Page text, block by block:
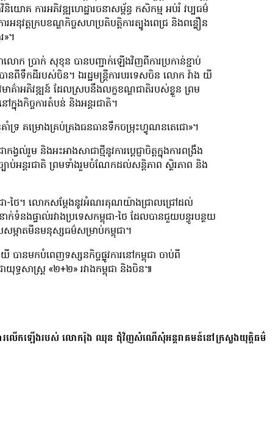
គ ការអភិវឌ្ឍហេដ្ឋារចនាសម្ព័ន្ធ កសិកម្ម អប់រំ វប្បធម៌
ារអនុវត្តក្របខណ្ឌកិច្ចសហប្រតិបត្តិការត្បូងពេជ្រ និងពន្លឿន
»។
ជាលោក ប្រាក់ សុខុន បានបញ្ជាក់ឡើងវិញពីការប្រកាន់ខ្ជាប់
ពីទឹកដីរបស់ចិន។ ឯរដ្ឋមន្ត្រីការបរទេសចិន លោក វ៉ាង យី
វមាគ៌ាអភិវឌ្ឍន៍ ដែលស្របនឹងលក្ខខណ្ឌជាតិរបស់ខ្លួន ព្រម
នុងកិច្ចការតំបន់ និងអន្តរជាតិ។
តគាំទ្រ គម្រោងគ្រប់គ្រងធនធានទឹកចម្រុះហ្វូណនតេជោ»។
ល់រួម និងអះអាងសាជាថ្មីនូវការប្តេជ្ញាចិត្តក្នុងការពង្រឹង
ប់អន្តរជាតិ ព្រមទាំងរួមចំណែកដល់សន្តិភាព ស្ថិរភាព និង
ពុជា-ថៃ។ លោកសម្តែងនូវអំណរគុណយ៉ាងជ្រាលជ្រៅដល់
ទំនងផ្ទាល់រវាងប្រទេសកម្ពុជា-ថៃ ដែលបានជួយបន្ធូរបន្ថយ
អាតមីនមនុស្សធម៌សម្រាប់កម្ពុជា។
បានមកបំពេញទស្សនកិច្ចផ្លូវការនៅកម្ពុជា ចាប់ពី
ទ្ធសាស្ត្រ «២+២» រវាងកម្ពុជា និងចិន៕
រលើកឡើងរបស់ លោករ៉ុង ឈុន ជុំវិញសំណើសុំអន្តរាគមន៍នៅក្រសួងយុត្តិធម៌